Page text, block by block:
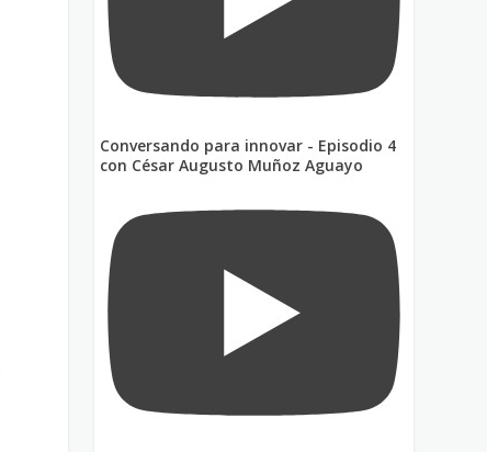
Conversando para innovar - Episodio 4
con César Augusto Muñoz Aguayo